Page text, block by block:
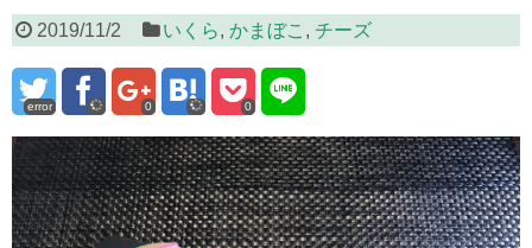
2019/11/2 いくら,かまぼこ ,チーズ
error 0 0